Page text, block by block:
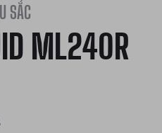
SẮC
ML240R